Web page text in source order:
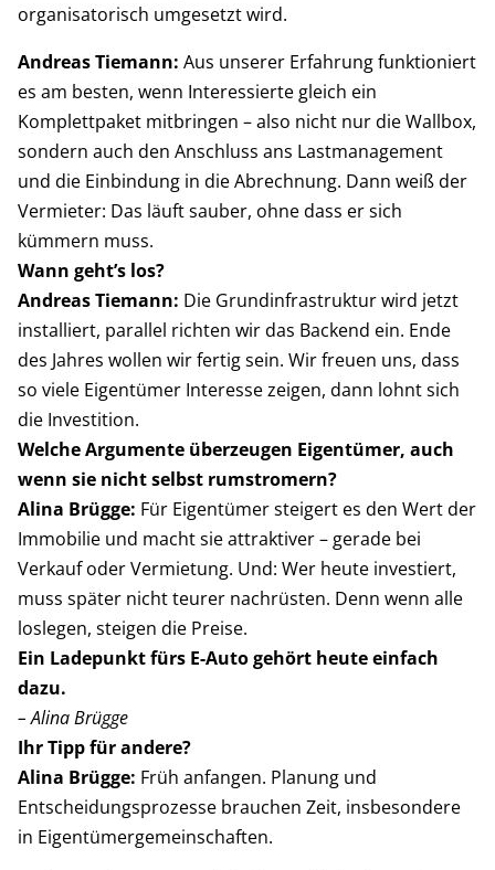
organisatorisch umgesetzt wird.
Andreas Tiemann: Aus unserer Erfahrung funktioniert
es am besten, wenn Interessierte gleich ein
Komplettpaket mitbringen – also nicht nur die Wallbox,
sondern auch den Anschluss ans Lastmanagement
und die Einbindung in die Abrechnung. Dann weiß der
Vermieter: Das läuft sauber, ohne dass er sich
kümmern muss.
Wann geht’s los?
Andreas Tiemann: Die Grundinfrastruktur wird jetzt
installiert, parallel richten wir das Backend ein. Ende
des Jahres wollen wir fertig sein. Wir freuen uns, dass
so viele Eigentümer Interesse zeigen, dann lohnt sich
die Investition.
Welche Argumente überzeugen Eigentümer, auch
wenn sie nicht selbst rumstromern?
Alina Brügge: Für Eigentümer steigert es den Wert der
Immobilie und macht sie attraktiver – gerade bei
Verkauf oder Vermietung. Und: Wer heute investiert,
muss später nicht teurer nachrüsten. Denn wenn alle
loslegen, steigen die Preise.
Ein Ladepunkt fürs E-Auto gehört heute einfach
dazu.
– Alina Brügge
Ihr Tipp für andere?
Alina Brügge: Früh anfangen. Planung und
Entscheidungsprozesse brauchen Zeit, insbesondere
in Eigentümergemeinschaften.